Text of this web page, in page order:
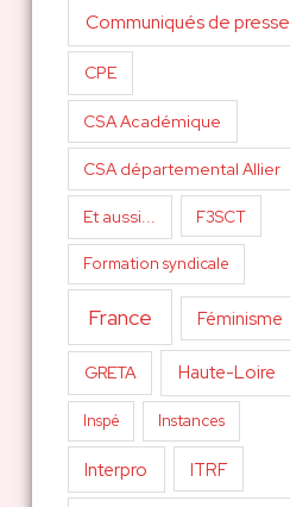
Communiqués de presse
CPE
CSA Académique
CSA départemental Allier
Et aussi... F3SCT
Formation syndicale
France Féminisme
GRETA Haute-Loire
Inspé Instances
Interpro ITRF